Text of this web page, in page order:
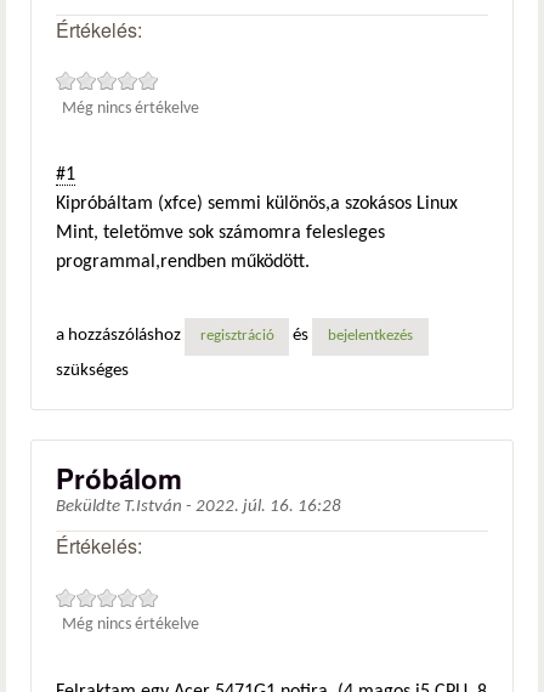
Értékelés:
Még nincs értékelve
#1
Kipróbáltam (xfce) semmi különös,a szokásos Linux
Mint, teletömve sok számomra felesleges
programmal,rendben működött.
a hozzászóláshoz regisztráció és bejelentkezés
szükséges
Próbálom
Beküldte T.István - 2022. júl. 16. 16:28
Értékelés:
Még nincs értékelve